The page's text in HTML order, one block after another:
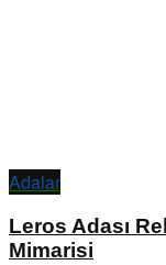
Adalar
Leros Adası
Mimarisi